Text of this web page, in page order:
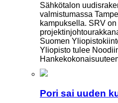
Sähkötalon
valmistumassa
kampuksella. SRV
Suomen
Yliopisto tulee
Pori sai uuden